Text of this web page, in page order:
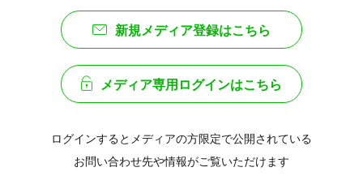
新規メディア登録はこちら
メディア専用ログインはこちら
ログインするとメディアの方限定で公開されている
お問い合わせ先や情報がご覧いただけます